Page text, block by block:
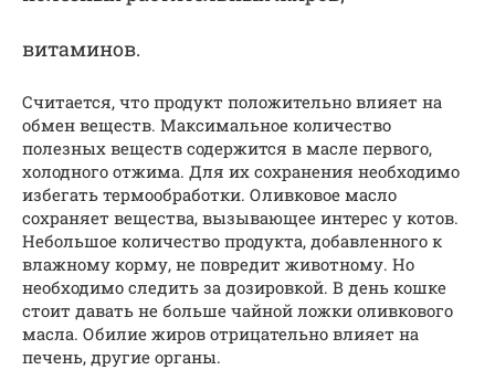
витаминов.
Считается, что продукт положительно влияет на
обмен веществ. Максимальное количество
полезных веществ содержится в масле первого,
холодного отжима. Для их сохранения необходимо
избегать термообработки. Оливковое масло
сохраняет вещества, вызывающее интерес у котов.
Небольшое количество продукта, добавленного к
влажному корму, не повредит животному. Но
необходимо следить за дозировкой. В день кошке
стоит давать не больше чайной ложки оливкового
масла. Обилие жиров отрицательно влияет на
печень, другие органы.